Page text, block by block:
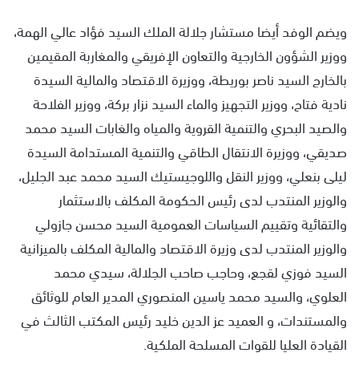
ويضم الوفد أيضا مستشار جلالة الملك السيد فؤاد عالي الهمة،
ووزير الشؤون الخارجية والتعاون الإفريقي والمغاربة المقيمين
بالخارج السيد ناصر بوريطة، ووزيرة الاقتصاد والمالية السيدة
نادية فتاح، ووزير التجهيز والماء السيد نزار بركة، ووزير الفلاحة
والصيد البحري والتنمية القروية والمياه والغابات السيد محمد
صديقي، ووزيرة الانتقال الطاقي والتنمية المستدامة السيدة
ليلى بنعلي، ووزير النقل واللوجيستيك السيد محمد عبد الجليل،
والوزير المنتدب لدى رئيس الحكومة المكلف بالاستثمار
والتقائية وتقييم السياسات العمومية السيد محسن جازولي
والوزير المنتدب لدى وزيرة الاقتصاد والمالية المكلف بالميزانية
السيد فوزي لقجع، وحاجب صاحب الجلالة، سيدي محمد
العلوي، والسيد محمد ياسين المنصوري المدير العام للوثائق
والمستندات، و العميد عز الدين خليد رئيس المكتب الثالث في
القيادة العليا للقوات المسلحة الملكية.